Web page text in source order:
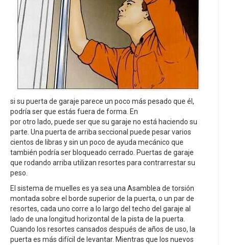
si su puerta de garaje parece un poco más pesado que él,
podría ser que estás fuera de forma. En
por otro lado, puede ser que su garaje no está haciendo su
parte. Una puerta de arriba seccional puede pesar varios
cientos de libras y sin un poco de ayuda mecánico que
también podría ser bloqueado cerrado. Puertas de garaje
que rodando arriba utilizan resortes para contrarrestar su
peso.
El sistema de muelles es ya sea una Asamblea de torsión
montada sobre el borde superior de la puerta, o un par de
resortes, cada uno corre a lo largo del techo del garaje al
lado de una longitud horizontal de la pista de la puerta.
Cuando los resortes cansados después de años de uso, la
puerta es más difícil de levantar. Mientras que los nuevos